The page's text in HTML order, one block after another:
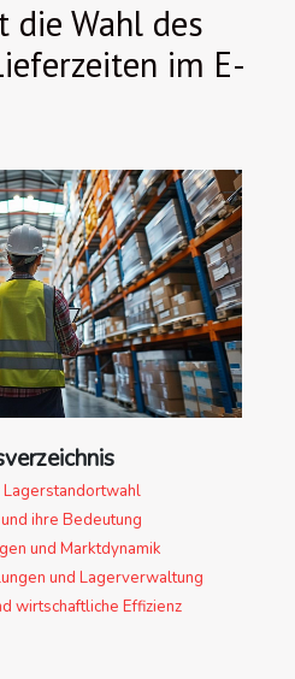
die Wahl des
im E-
ihre Bedeutung
und Marktdynamik
und Lagerverwaltung
wirtschaftliche Effizienz